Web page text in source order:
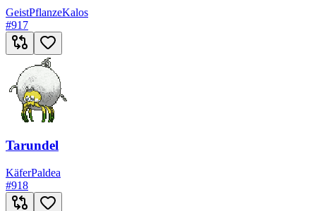
GeistPflanzeKalos
#917
Tarundel
KäferPaldea
#918